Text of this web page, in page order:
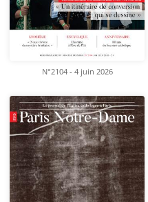
N°2104 - 4 juin 2026